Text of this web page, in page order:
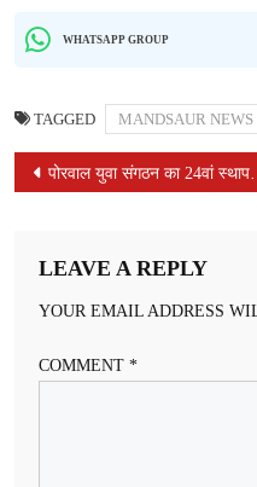
WHATSAPP GROUP
TAGGED MANDSAUR NEWS
POST
पोरवाल युवा संगठन का 24वां स्थापना दिवस संतदर्शन, गौसेवा और पीड़ित मानवता की सेवा कर मनाया
LEAVE A REPLY
YOUR EMAIL ADDRESS
COMMENT *